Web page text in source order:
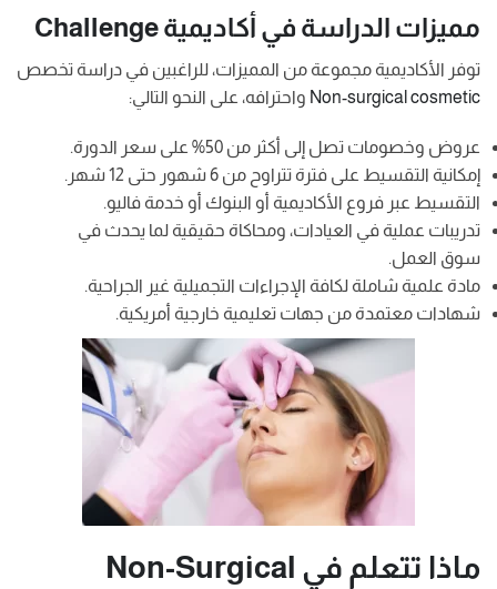
مميزات الدراسة في أكاديمية Challenge
توفر الأكاديمية مجموعة من المميزات، للراغبين في دراسة تخصص
Non-surgical cosmetic واحترافه، على النحو التالي:
عروض وخصومات تصل إلى أكثر من 50% على سعر الدورة.
إمكانية التقسيط على فترة تتراوح من 6 شهور حتى 12 شهر.
التقسيط عبر فروع الأكاديمية أو البنوك أو خدمة فاليو.
تدريبات عملية في العيادات، ومحاكاة حقيقية لما يحدث في
سوق العمل.
مادة علمية شاملة لكافة الإجراءات التجميلية غير الجراحية.
شهادات معتمدة من جهات تعليمية خارجية أمريكية.
ماذا تتعلم في Non-Surgical